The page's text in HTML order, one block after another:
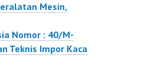
Mesin,
Nomor : 40/M-
Teknis Impor Kaca